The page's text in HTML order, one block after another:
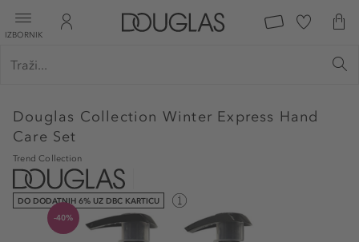
IZBORNIK
Douglas Collection Winter Express Hand
Care Set
Trend Collection
DO DODATNIH 6% UZ DBC KARTICU
-40%